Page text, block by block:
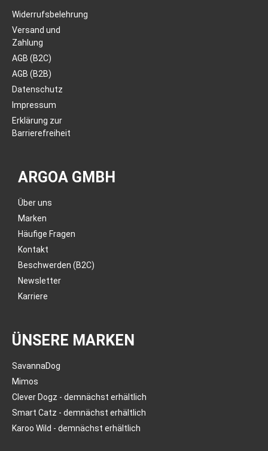
Widerrufsbelehrung
Versand und
Zahlung
AGB (B2C)
AGB (B2B)
Datenschutz
Impressum
Erklärung zur
Barrierefreiheit
ARGOA GMBH
Über uns
Marken
Häufige Fragen
Kontakt
Beschwerden (B2C)
Newsletter
Karriere
ÜNSERE MARKEN
SavannaDog
Mimos
Clever Dogz - demnächst erhältlich
Smart Catz - demnächst erhältlich
Karoo Wild - demnächst erhältlich